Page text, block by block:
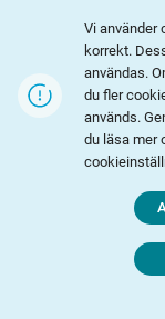
Vi använder
korrekt.
användas.
du fler
används.
du läsa mer